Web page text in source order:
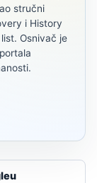
stručni
i History
Osnivač je